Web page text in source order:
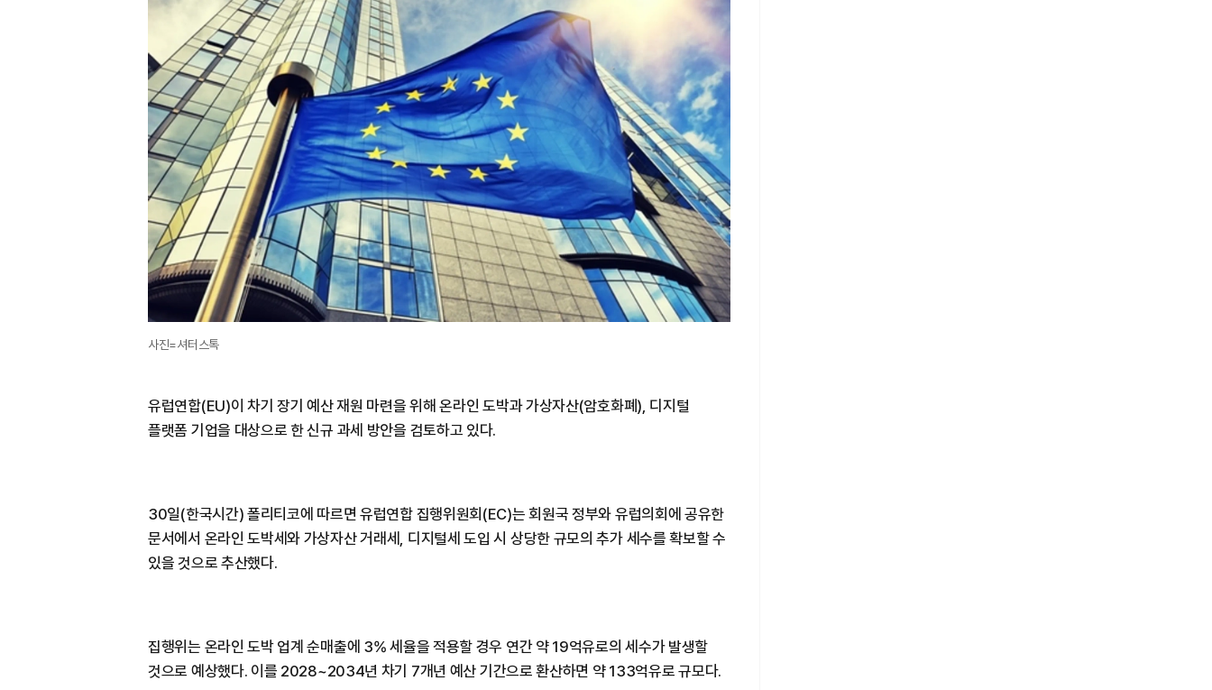
사진=셔터스톡
유럽연합(EU)이 차기 장기 예산 재원 마련을 위해 온라인 도박과 가상자산(암호화폐), 디지털
플랫폼 기업을 대상으로 한 신규 과세 방안을 검토하고 있다.
30일(한국시간) 폴리티코에 따르면 유럽연합 집행위원회(EC)는 회원국 정부와 유럽의회에 공유한
문서에서 온라인 도박세와 가상자산 거래세, 디지털세 도입 시 상당한 규모의 추가 세수를 확보할 수
있을 것으로 추산했다.
집행위는 온라인 도박 업계 순매출에 3% 세율을 적용할 경우 연간 약 19억유로의 세수가 발생할
것으로 예상했다. 이를 2028~2034년 차기 7개년 예산 기간으로 환산하면 약 133억유로 규모다.